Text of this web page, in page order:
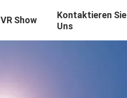
VR Show
Kontaktieren Sie
Uns